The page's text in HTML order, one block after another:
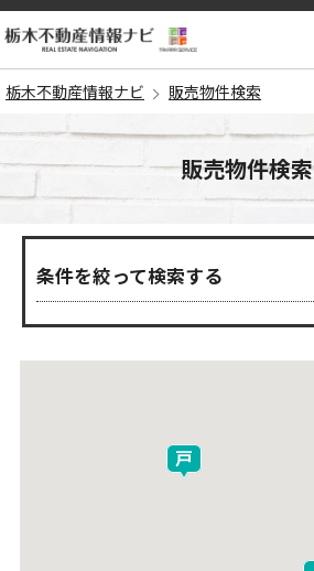
栃木不動産情報ナビ 販売物件検索
販売物件検索
条件を絞って検索する